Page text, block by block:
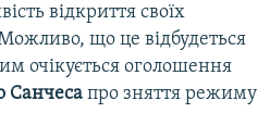
відкриття своїх
що це відбудеться
очікується оголошення
Санчеса про зняття режиму